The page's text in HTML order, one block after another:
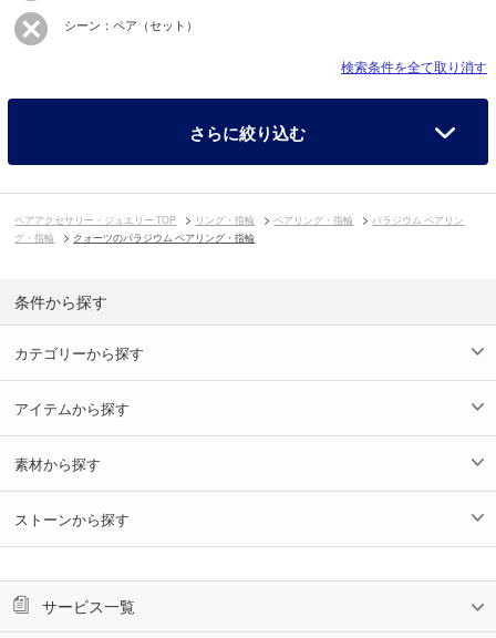
シーン：ペア（セット）
検索条件を全て取り消す
さらに絞り込む
ペアアクセサリー・ジュエリー TOP リング・指輪 ペアリング・指輪
パラジウム ペアリン
グ・指輪
クォーツのパラジウム ペアリング・指輪
条件から探す
カテゴリーから探す
アイテムから探す
素材から探す
ストーンから探す
サービス一覧